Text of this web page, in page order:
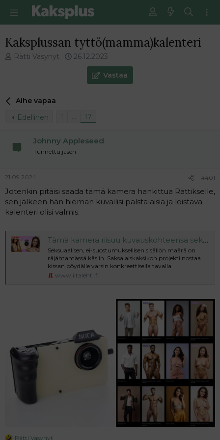
Kaksplussan tyttö(mamma)kalenteri
V
e
u
l
t
t
a
Rätti Väsynyt
E
i
e
n
t
i
26.12.2023
Vastaa
Aihe vapaa
Edellinen
1 … 17
Johnny Appleseed
Tunnettu jäsen
21.09.2024 #401
Jotenkin pitäisi saada tämä kamera hankittua Rättikselle,
sen jälkeen hän hieman kuvailisi palstalaisia ja loistava
kalenteri olisi valmis.
Tämä kamera riisuu kuvauskohteensa sekunneissa
Seksuaalisen, ei-suostumuksellisen sisällön määrä on
räjähtämässä käsiin. Saksalaiskaksikon projekti nostaa
kissan pöydälle varsin konkreettisella tavalla.
www.iltalehti.fi
Rätti Väsynyt